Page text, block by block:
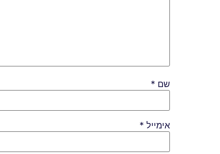
שם *
אימייל *